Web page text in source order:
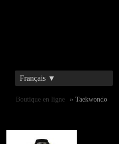
Français ▼
Boutique en ligne » Taekwondo